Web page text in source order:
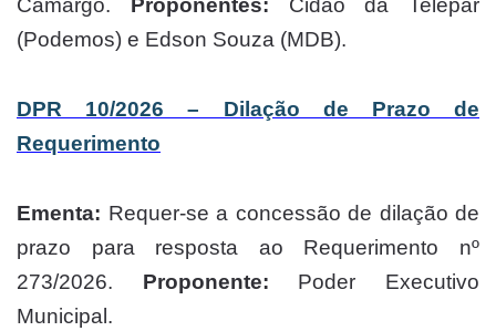
Camargo. Proponentes: Cidão da Telepar
(Podemos) e Edson Souza (MDB).
DPR 10/2026 – Dilação de Prazo de
Requerimento
Ementa: Requer-se a concessão de dilação de
prazo para resposta ao Requerimento nº
273/2026. Proponente: Poder Executivo
Municipal.